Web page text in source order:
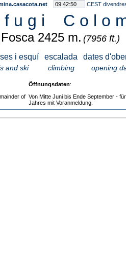
CEST
f u g i C o l o
2425 m. (7956 ft.)
i esquí escalada dates
and ski climbing opening
of
Öffnungsdaten:
Von Mitte Juni bis Ende September -
Jahres mit Voranmeldung.